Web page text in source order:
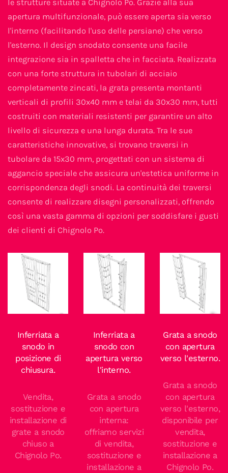
le strutture situate a Chignolo Po. Grazie alla sua
apertura multifunzionale, può essere aperta sia verso
l'interno (facilitando l'uso delle persiane) che verso
l'esterno. Il design snodato consente una facile
integrazione sia in spalletta che in facciata. Realizzata
con una forte struttura in tubolari di acciaio
completamente zincati, la grata presenta montanti
verticali di profili 30x40 mm e telai da 30x30 mm, tutti
costruiti con materiali resistenti per garantire un alto
livello di sicurezza e una lunga durata. Tra le sue
caratteristiche innovative, si trovano traversi in
tubolare da 15x30 mm, progettati con un sistema di
aggancio speciale che assicura un'estetica uniforme in
corrispondenza degli snodi. La continuità dei traversi
consente di realizzare disegni personalizzati, offrendo
così una vasta gamma di opzioni per soddisfare i gusti
dei clienti di Chignolo Po.
Inferriata a
snodo in
posizione di
chiusura.
Vendita,
sostituzione e
installazione di
grate a snodo
chiuso a
Chignolo Po.
Inferriata a
snodo con
apertura verso
l'interno.
Grata a snodo
con apertura
interna:
offriamo servizi
di vendita,
sostituzione e
installazione a
Grata a snodo
con apertura
verso l'esterno.
Grata a snodo
con apertura
verso l'esterno,
disponibile per
vendita,
sostituzione e
installazione a
Chignolo Po.